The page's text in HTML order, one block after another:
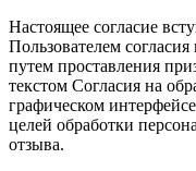
Настоящее согласие
Пользователем
путем проставления
текстом Согласия на
графическом
целей обработки
отзыва.